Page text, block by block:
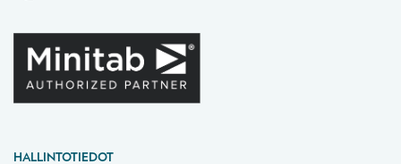
HALLINTOTIEDOT